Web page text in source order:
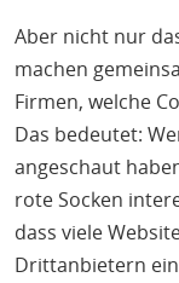
Aber nicht nur
machen
Firmen, welche
Das bedeutet:
angeschaut
rote Socken
dass viele
Drittanbietern